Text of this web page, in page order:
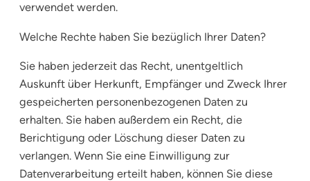
verwendet werden.
Welche Rechte haben Sie bezüglich Ihrer Daten?
Sie haben jederzeit das Recht, unentgeltlich
Auskunft über Herkunft, Empfänger und Zweck Ihrer
gespeicherten personenbezogenen Daten zu
erhalten. Sie haben außerdem ein Recht, die
Berichtigung oder Löschung dieser Daten zu
verlangen. Wenn Sie eine Einwilligung zur
Datenverarbeitung erteilt haben, können Sie diese